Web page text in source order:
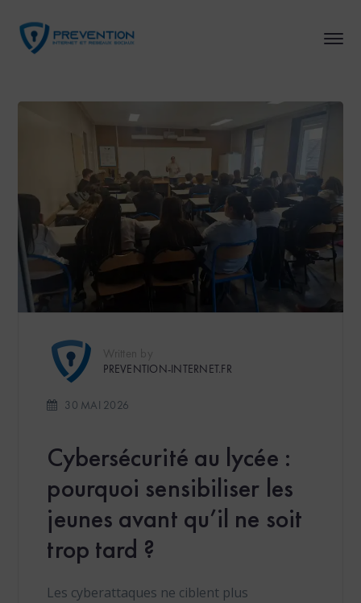
PREVENTION-INTERNET.FR
30 MAI 2026
Cybersécurité au lycée :
pourquoi sensibiliser les
jeunes avant qu’il ne soit
trop tard ?
Les cyberattaques ne ciblent plus